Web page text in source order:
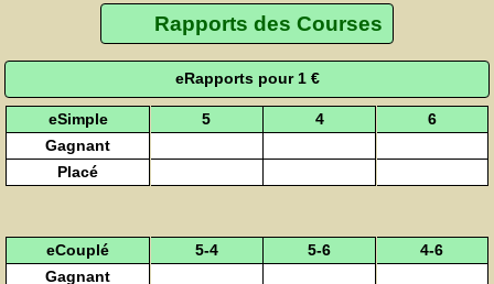
Rapports des Courses
eRapports pour 1 €
eSimple 5 4
6
Gagnant
Placé
eCouplé 5-4 5-6
4-6
Gagnant